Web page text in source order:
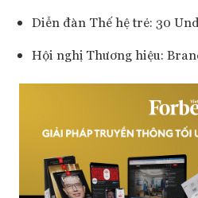
Diễn đàn Thế hệ trẻ: 30
Hội nghị Thương hiệu: